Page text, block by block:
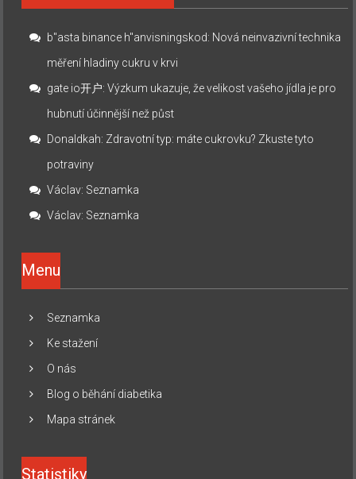
b"asta binance h"anvisningskod: Nová neinvazivní technika
měření hladiny cukru v krvi
gate io开户:Výzkum ukazuje, že velikost vašeho jídla je pro
hubnutí účinnější než půst
Donaldkah: Zdravotní typ: máte cukrovku? Zkuste tyto
potraviny
Václav: Seznamka
Václav: Seznamka
Menu
Seznamka
Ke stažení
O nás
Blog o běhání diabetika
Mapa stránek
Statistiky